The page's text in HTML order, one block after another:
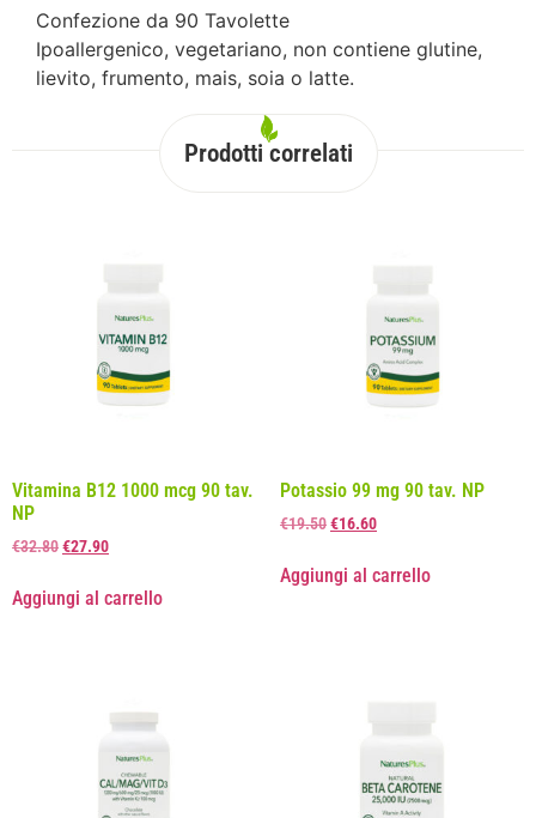
Confezione da 90 Tavolette
Ipoallergenico, vegetariano, non contiene glutine,
lievito, frumento, mais, soia o latte.
Prodotti correlati
Vitamina B12 1000 mcg 90 tav.
NP
€32.80€27.90
Aggiungi al carrello
Potassio 99 mg 90 tav. NP
€19.50€16.60
Aggiungi al carrello